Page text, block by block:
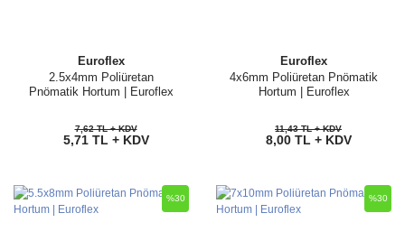
Euroflex
2.5x4mm Poliüretan
Pnömatik Hortum | Euroflex
7,62 TL + KDV
5,71 TL + KDV
Euroflex
4x6mm Poliüretan Pnömatik
Hortum | Euroflex
11,43 TL + KDV
8,00 TL + KDV
%30 %30